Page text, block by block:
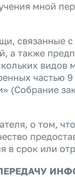
мной
связанные
а также
частью
о том,
срок или